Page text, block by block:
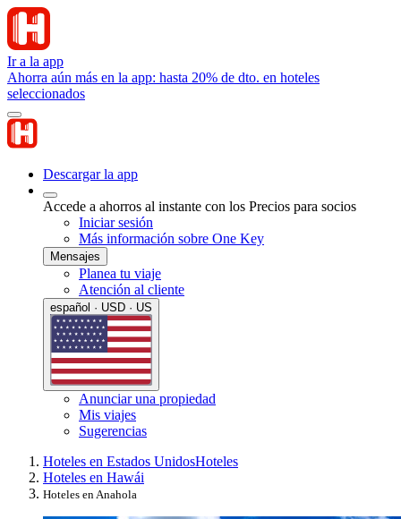
Ir a la app
Ahorra aún más en la app: hasta 20% de dto. en hoteles
seleccionados
Descargar la app
Accede a ahorros al instante con los Precios para socios
Iniciar sesión
Más información sobre One Key
Mensajes
Planea tu viaje
Atención al cliente
español · USD · US
Anunciar una propiedad
Mis viajes
Sugerencias
Hoteles en Estados UnidosHoteles
Hoteles en Hawái
Hoteles en Anahola